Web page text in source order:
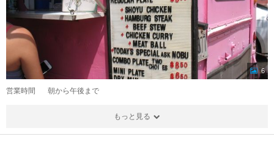
6
営業時間 朝から午後まで
もっと見る